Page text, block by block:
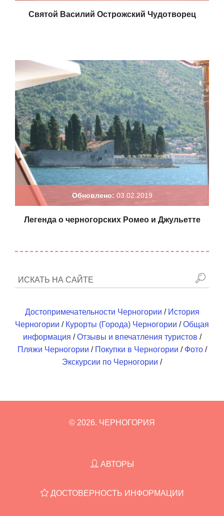
Святой Василий Острожский Чудотворец
Обновлено: 03.02.2019
Легенда о черногорских Ромео и Джульетте
ИСКАТЬ НА САЙТЕ
Достопримечательности Черногории / История
Черногории / Курорты (Города) Черногории /Общая
информация /Отзывы и впечатления туристов /
Пляжи Черногории / Покупки в Черногории / Фото/
Экскурсии по Черногории /
© 2026. ЧЕРНОГОРИЯ
АВТОРЫ
ДОСТОВЕРНОСТЬ ИНФОРМАЦИИ